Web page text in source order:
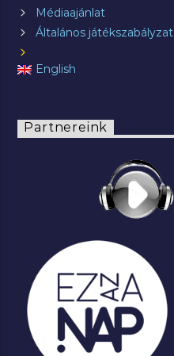
Médiaajánlat
Általános játékszabályzat
English
Partnereink